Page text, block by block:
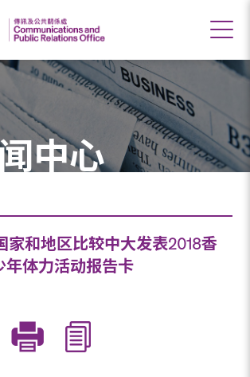
中心
家和地区比较中大发表2018香
年体力活动报告卡